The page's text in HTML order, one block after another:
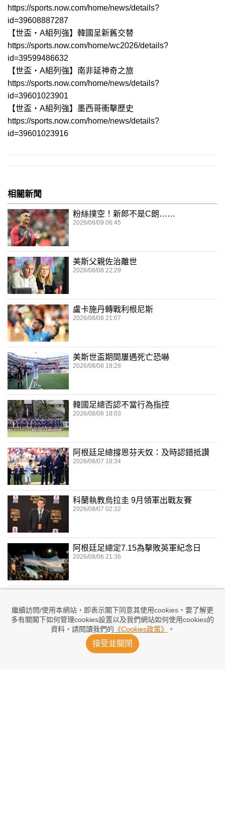
繼續訪問/使用本網站，即表示閣下同意其使用cookies。要了解更
多有關閣下如何管理cookies設置以及我們網站如何使用cookies的
資料，請閱讀我們的 《Cookies政策》 。
接受並關閉
https://sports.now.com/home/news/details?
id=39608887287
【世盃‧A組列強】韓國呈新舊交替
https://sports.now.com/home/wc2026/details?
id=39599486632
【世盃‧A組列強】南非延神奇之旅
https://sports.now.com/home/news/details?
id=39601023901
【世盃‧A組列強】墨西哥衝擊歷史
https://sports.now.com/home/news/details?
id=39601023916
相關新聞
粉絲撲空！新郎不是C朗……
2026/08/09 06:45
美斯父親佐治離世
2026/08/08 22:29
盧卡施丹轉戰利根尼斯
2026/08/08 21:07
美斯世盃期間屢遇死亡恐嚇
2026/08/08 18:28
韓國足總否認不當行為指控
2026/08/08 18:03
阿根廷足總撐恩芬天奴：及時認錯抵讚
2026/08/07 18:34
科蘭執教烏拉圭 9月領軍出戰友賽
2026/08/07 02:32
阿根廷足總定7.15為擊敗英軍紀念日
2026/08/06 21:36
委任洪明甫涉內定 警方突擊搜韓足總
2026/08/06 16:11